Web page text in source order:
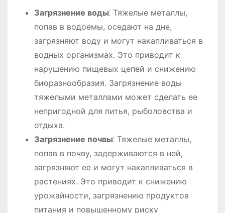
Загрязнение воды⁚ Тяжелые металлы,
попав в водоемы, оседают на дне,
загрязняют воду и могут накапливаться в
водных организмах. Это приводит к
нарушению пищевых цепей и снижению
биоразнообразия. Загрязнение воды
тяжелыми металлами может сделать ее
непригодной для питья, рыболовства и
отдыха.
Загрязнение почвы⁚ Тяжелые металлы,
попав в почву, задерживаются в ней,
загрязняют ее и могут накапливаться в
растениях. Это приводит к снижению
урожайности, загрязнению продуктов
питания и повышенному риску